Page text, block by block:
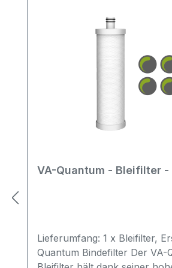
eigene Dichtungen, die bei
nicht umständlich gereinigt,
getauscht werden müssen.
VA-Quantum - Bleifilter
Lieferumfang: 1 x Bleifilter,
Quantum Bindefilter Der VA-